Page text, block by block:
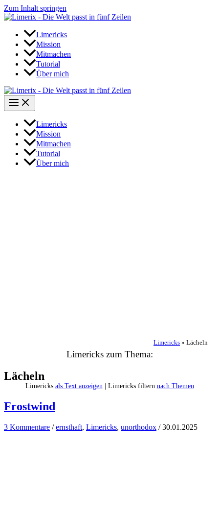
Zum Inhalt springen
Limericks
Mission
Mitmachen
Tutorial
Über mich
Limericks
Mission
Mitmachen
Tutorial
Über mich
Limericks » Lächeln
Limericks zum Thema:
Lächeln
Limericks als Text anzeigen| Limericks filtern nach Themen
Frostwind
3 Kommentare /ernsthaft, Limericks, unorthodox /30.01.2025